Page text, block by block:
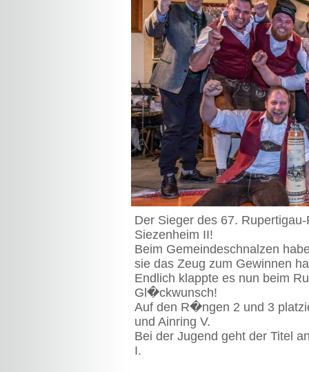
Der Sieger des 67.
Siezenheim II!
Beim Gemeindeschnalzen
sie das Zeug zum Gewinnen
Endlich klappte es nun beim
Gl�ckwunsch!
Auf den R�ngen 2 und 3
und Ainring V.
Bei der Jugend geht der Titel
I.